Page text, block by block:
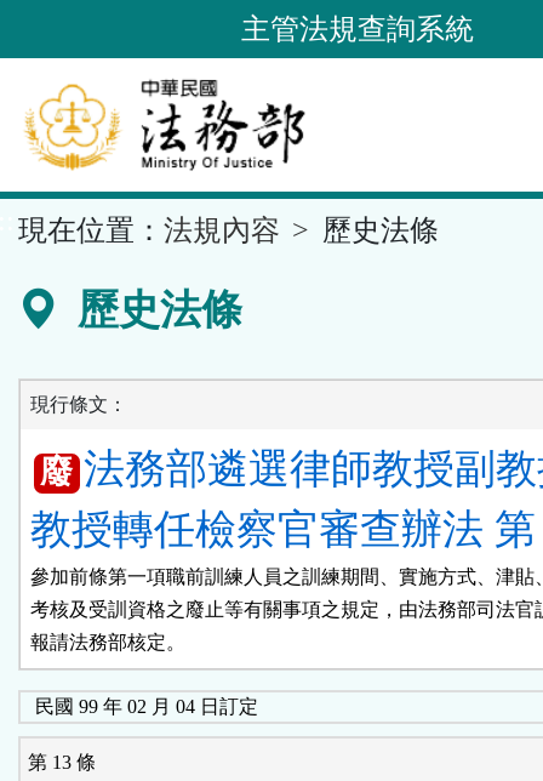
到
要
內
容
區
主管法規查詢系統
現在位置： 法規內容 歷史法條
歷史法條
現行條文：
廢 法務部遴選律師教授副
教授轉任檢察官審查辦法 第
參加前條第一項職前訓練人員之訓練期間、實施方式、津貼
考核及受訓資格之廢止等有關事項之規定，由法務部司法官
報請法務部核定。
民國 99 年 02 月 04 日訂定
第 13 條